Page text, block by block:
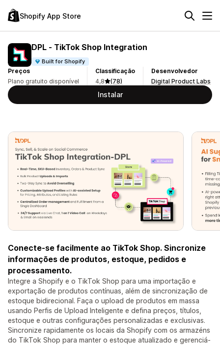
Shopify App Store
DPL ‑ TikTok Shop Integration
Built for Shopify
Preços
Plano gratuito disponível
Classificação
4,8
(78)
Desenvolvedor
Digital Product Labs
Instalar
Conecte-se facilmente ao TikTok Shop. Sincronize
informações de produtos, estoque, pedidos e
processamento.
Integre a Shopify e o TikTok Shop para uma importação e
exportação de produtos contínuas, além de sincronização de
estoque bidirecional. Faça o upload de produtos em massa
usando Perfis de Upload Inteligente e defina preços, títulos,
estoque e outras configurações personalizadas e exclusivas.
Sincronize rapidamente os locais da Shopify com os armazéns
do TikTok Shop para manter o estoque atualizado e gerenciá-